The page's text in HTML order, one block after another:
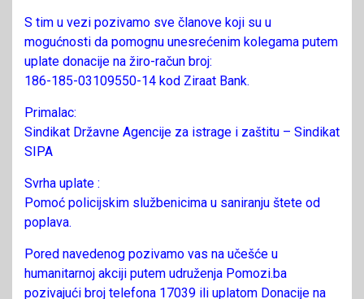
S tim u vezi pozivamo sve članove koji su u
mogućnosti da pomognu unesrećenim kolegama putem
uplate donacije na žiro-račun broj:
186-185-03109550-14 kod Ziraat Bank.
Primalac:
Sindikat Državne Agencije za istrage i zaštitu – Sindikat
SIPA
Svrha uplate :
Pomoć policijskim službenicima u saniranju štete od
poplava.
Pored navedenog pozivamo vas na učešće u
humanitarnoj akciji putem udruženja Pomozi.ba
pozivajući broj telefona 17039 ili uplatom Donacije na